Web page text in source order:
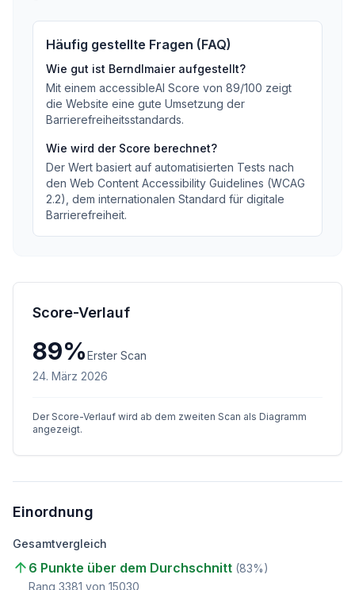
Häufig gestellte Fragen (FAQ)
Wie gut ist Berndlmaieraufgestellt?
Mit einem accessibleAI Score von 89/100 zeigt
die Website eine gute Umsetzung der
Barrierefreiheitsstandards.
Wie wird der Score berechnet?
Der Wert basiert auf automatisierten Tests nach
den Web Content Accessibility Guidelines (WCAG
2.2), dem internationalen Standard für digitale
Barrierefreiheit.
Score-Verlauf
89%Erster Scan
24. März 2026
Der Score-Verlauf wird ab dem zweiten Scan als Diagramm
angezeigt.
Einordnung
Gesamtvergleich
6 Punkte über dem Durchschnitt (83%)
Rang 3381 von 15030